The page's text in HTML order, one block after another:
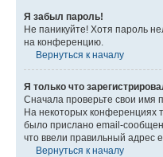
Я забыл пароль!
Не паникуйте! Хотя пароль
на конференцию.
Вернуться к началу
Я только что
Сначала проверьте свои имя
На некоторых конференциях
было прислано email-
что ввели правильный адрес
Вернуться к началу